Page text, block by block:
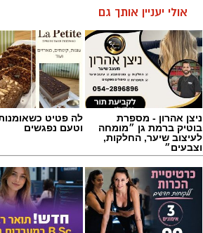
אולי יעניין אותך גם
ניצן אהרון - מספרת
בוטיק ברמת גן ״מומחה
לעיצוב שיער, החלקות,
וצבעים״
לה פטיט
וטעם נפגשים